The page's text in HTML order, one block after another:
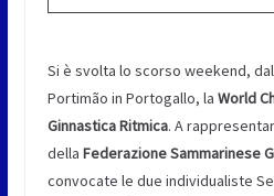
Si è svolta lo scorso weekend, dal
Portimão in Portogallo, la World
Ginnastica Ritmica. A
della Federazione Sammarinese
convocate le due individualiste